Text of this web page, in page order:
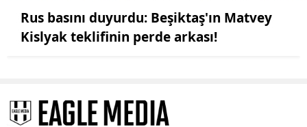
Rus basını duyurdu: Beşiktaş'ın Matvey
Kislyak teklifinin perde arkası!